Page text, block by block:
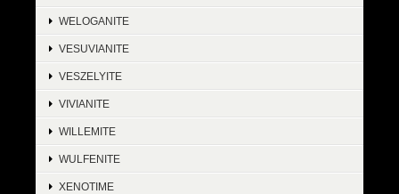
WELOGANITE
VESUVIANITE
VESZELYITE
VIVIANITE
WILLEMITE
WULFENITE
XENOTIME